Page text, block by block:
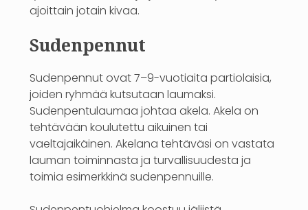
ajoittain jotain kivaa.
Sudenpennut
Sudenpennut ovat 7–9-vuotiaita partiolaisia,
joiden ryhmää kutsutaan laumaksi.
Sudenpentulaumaa johtaa akela. Akela on
tehtävään koulutettu aikuinen tai
vaeltajaikäinen. Akelana tehtäväsi on vastata
lauman toiminnasta ja turvallisuudesta ja
toimia esimerkkinä sudenpennuille.